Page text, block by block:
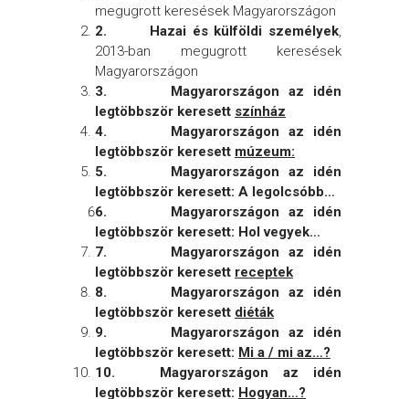
megugrott keresések Magyarországon
2. Hazai és külföldi személyek,
2013-ban megugrott keresések
Magyarországon
3. Magyarországon az idén
legtöbbször keresett színház
4. Magyarországon az idén
legtöbbször keresett múzeum:
5. Magyarországon az idén
legtöbbször keresett: A legolcsóbb…
6. Magyarországon az idén
legtöbbször keresett: Hol vegyek…
7. Magyarországon az idén
legtöbbször keresett receptek
8. Magyarországon az idén
legtöbbször keresett diéták
9. Magyarországon az
idén
legtöbbször keresett: Mi a / mi az…?
10. Magyarországon az
idén
legtöbbször keresett: Hogyan…?